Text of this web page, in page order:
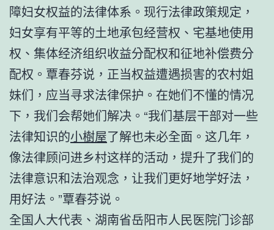
障妇女权益的法律体系。现行法律政策规定，
妇女享有平等的土地承包经营权、宅基地使用
权、集体经济组织收益分配权和征地补偿费分
配权。覃春芬说，正当权益遭遇损害的农村姐
妹们，应当寻求法律保护。在她们不懂的情况
下，我们会帮她们解决。“我们基层干部对一些
法律知识的小樹屋了解也未必全面。这几年，
像法律顾问进乡村这样的活动，提升了我们的
法律意识和法治观念，让我们更好地学好法，
用好法。”覃春芬说。
全国人大代表、湖南省岳阳市人民医院门诊部